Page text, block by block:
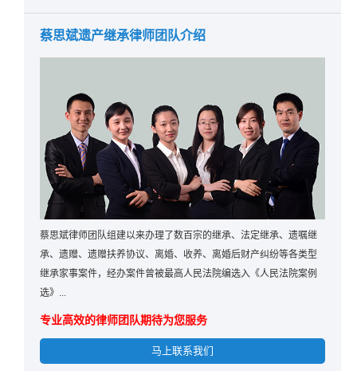
蔡思斌遗产继承律师团队介绍
蔡思斌律师团队组建以来办理了数百宗的继承、法定继承、遗嘱继
承、遗赠、遗赠扶养协议、离婚、收养、离婚后财产纠纷等各类型
继承家事案件，经办案件曾被最高人民法院编选入《人民法院案例
选》...
专业高效的律师团队期待为您服务
马上联系我们